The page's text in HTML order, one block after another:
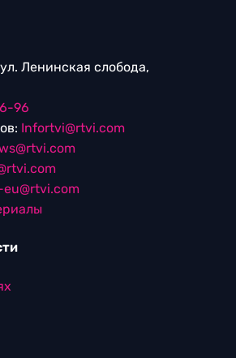
Ленинская слобода,
96
Infortvi@rtvi.com